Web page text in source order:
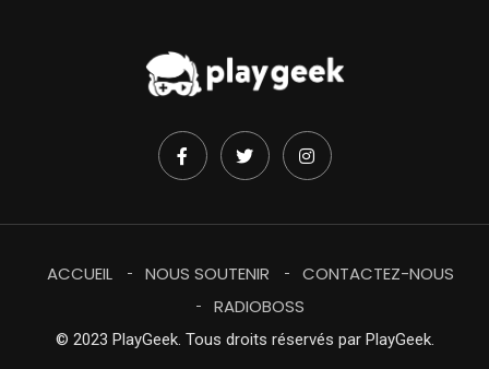
ACCUEIL NOUS SOUTENIR
CONTACTEZ-NOUS
RADIOBOSS
© 2023 PlayGeek. Tous droits réservés par PlayGeek.